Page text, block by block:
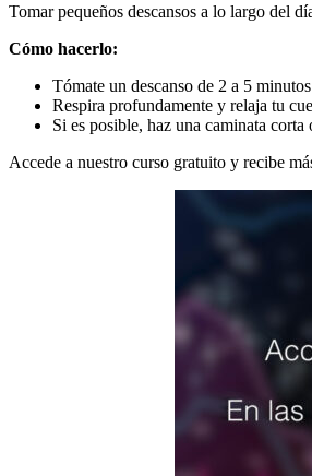
Tomar pequeños descansos a lo largo del
Cómo hacerlo:
Tómate un descanso de 2 a 5
Respira profundamente y relaja tu
Si es posible, haz una caminata
Accede a nuestro curso gratuito y recibe